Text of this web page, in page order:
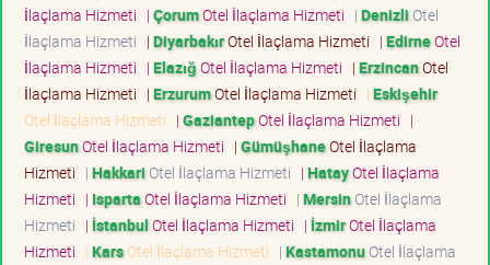
İlaçlama Hizmeti | ÇorumOtel İlaçlama Hizmeti | Denizli Otel
İlaçlama Hizmeti | DiyarbakırOtel İlaçlama Hizmeti | EdirneOtel
İlaçlama Hizmeti | ElazığOtel İlaçlama Hizmeti | ErzincanOtel
İlaçlama Hizmeti | ErzurumOtel İlaçlama Hizmeti | Eskişehir
Otel İlaçlama Hizmeti | GaziantepOtel İlaçlama Hizmeti |
GiresunOtel İlaçlama Hizmeti | GümüşhaneOtel İlaçlama
Hizmeti | Hakkari Otel İlaçlama Hizmeti | HatayOtel İlaçlama
Hizmeti | IspartaOtel İlaçlama Hizmeti | MersinOtel İlaçlama
Hizmeti | İstanbulOtel İlaçlama Hizmeti | İzmirOtel İlaçlama
Hizmeti | KarsOtel İlaçlama Hizmeti | KastamonuOtel İlaçlama